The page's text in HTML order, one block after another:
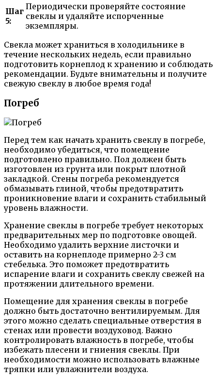
Шаг
5:
Периодически проверяйте состояние
свеклы и удаляйте испорченные
экземпляры.
Свекла может храниться в холодильнике в
течение нескольких недель, если правильно
подготовить корнеплод к хранению и соблюдать
рекомендации. Будьте внимательны и получите
свежую свеклу в любое время года!
Погреб
Перед тем как начать хранить свеклу в погребе,
необходимо убедиться, что помещение
подготовлено правильно. Пол должен быть
изготовлен из грунта или покрыт плотной
закладкой. Стены погреба рекомендуется
обмазывать глиной, чтобы предотвратить
проникновение влаги и сохранить стабильный
уровень влажности.
Хранение свеклы в погребе требует некоторых
предварительных мер по подготовке овощей.
Необходимо удалить верхние листочки и
оставить на корнеплоде примерно 2-3 см
стебелька. Это поможет предотвратить
испарение влаги и сохранить свеклу свежей на
протяжении длительного времени.
Помещение для хранения свеклы в погребе
должно быть достаточно вентилируемым. Для
этого можно сделать специальные отверстия в
стенах или провести воздуховод. Важно
контролировать влажность в погребе, чтобы
избежать плесени и гниения свеклы. При
необходимости можно использовать влажные
тряпки или увлажнители воздуха.